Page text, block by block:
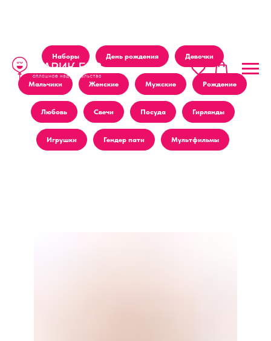
Наборы День рождения Девочки
Мальчики Женские Мужские Рождение
Любовь Свечи Посуда Гирлянды
Игрушки Гендер пати Мультфильмы